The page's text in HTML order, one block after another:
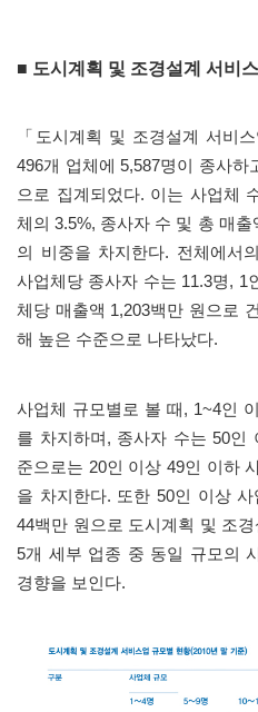
■ 도시계획 및 조경설계 서비
「 도시계획 및 조경설계 서비스
496개 업체에5,587명이 종사하
으로 집계되었다. 이는 사업체
체의3.5%, 종사자 수 및 총 매
의 비중을 차지한다. 전체에서
사업체당 종사자 수는 11.3명, 1
체당 매출액 1,203백만 원으로
해 높은 수준으로 나타났다.
사업체 규모별로 볼 때 , 1~4인
를 차지하며 , 종사자 수는50인
준으로는 20인 이상49인 이하
을 차지한다. 또한 50인 이상 사
44백만 원으로 도시계획 및 조
5개 세부 업종 중 동일 규모의
경향을 보인다.